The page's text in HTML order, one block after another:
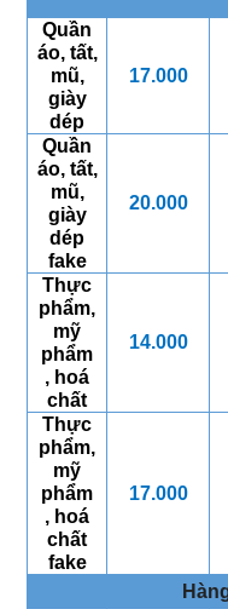
Quần
áo, tất,
mũ,
giày
dép
17.000
Quần
áo, tất,
mũ,
giày
dép
fake
20.000
Thực
phẩm,
mỹ
phẩm
, hoá
chất
14.000
Thực
phẩm,
mỹ
phẩm
, hoá
chất
fake
17.000